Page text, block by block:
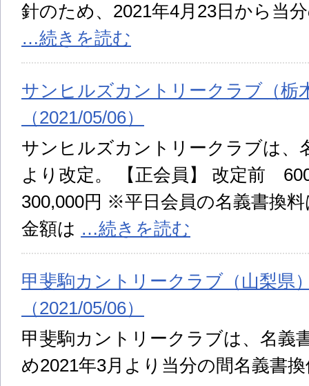
針のため、2021年4月23日から当
…続きを読む
サンヒルズカントリークラブ（
（2021/05/06）
サンヒルズカントリークラブは、
より改定。 【正会員】 改定
300,000円 ※平日会員の名義書換
金額は …続きを読む
甲斐駒カントリークラブ（山梨
（2021/05/06）
甲斐駒カントリークラブは、名義
め2021年3月より当分の間名義書